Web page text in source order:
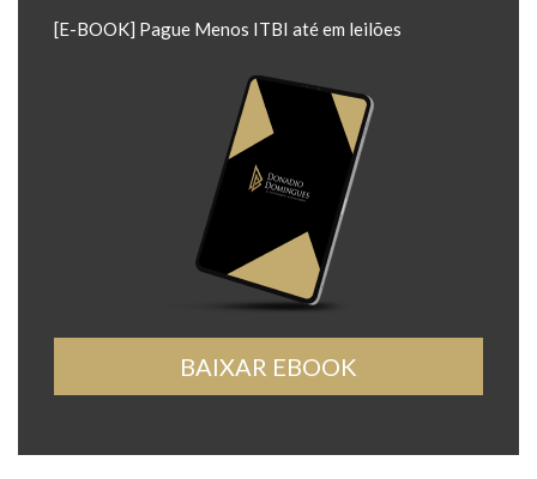
[E-BOOK] Pague Menos ITBI até em leilões
BAIXAR EBOOK